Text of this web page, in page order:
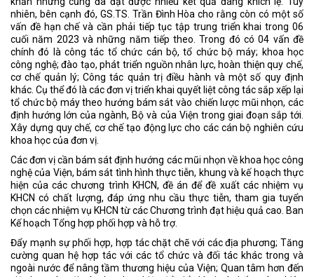
nhiên, bên cạnh đó, GS.TS. Trần Đình Hòa cho rằng còn có một số
vấn đề hạn chế và cần phải tiếp tục tập trung triển khai trong 06
cuối năm 2023 và những năm tiếp theo. Trong đó có 04 vấn đề
chính đó là công tác tổ chức cán bộ, tổ chức bộ máy; khoa học
công nghệ; đào tạo, phát triển nguồn nhân lực, hoàn thiện quy chế,
cơ chế quản lý; Công tác quản trị điều hành và một số quy định
khác. Cụ thể đó là các đơn vị triển khai quyết liệt công tác sắp xếp lại
tổ chức bộ máy theo hướng bám sát vào chiến lược mũi nhọn, các
định hướng lớn của ngành, Bộ và của Viện trong giai đoạn sắp tới.
Xây dựng quy chế, cơ chế tạo động lực cho các cán bộ nghiên cứu
khoa học của đơn vị.
Các đơn vị cần bám sát định hướng các mũi nhọn về khoa học công
nghệ của Viện, bám sát tình hình thực tiễn, khung và kế hoạch thực
hiện của các chương trình KHCN, đề án để đề xuất các nhiệm vụ
KHCN có chất lượng, đáp ứng nhu cầu thực tiễn, tham gia tuyển
chọn các nhiệm vụ KHCN từ các Chương trình đạt hiệu quả cao. Ban
Kế hoạch Tổng hợp phối hợp và hỗ trợ.
Đẩy mạnh sự phối hợp, hợp tác chặt chẽ với các địa phương; Tăng
cường quan hệ hợp tác với các tổ chức và đối tác khác trong và
ngoài nước để nâng tầm thương hiệu của Viện; Quan tâm hơn đến